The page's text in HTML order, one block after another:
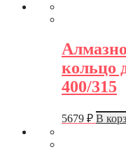
кольцо
400/315
5679 ₽ В